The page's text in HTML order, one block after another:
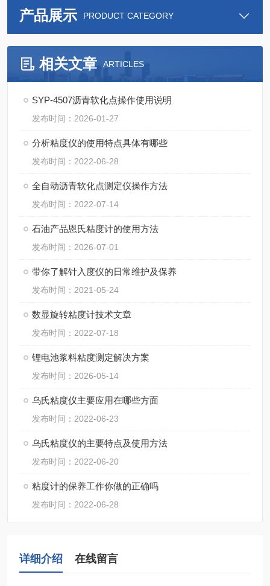
产品展示 PRODUCT CATEGORY
相关文章 ARTICLES
SYP-4507沥青软化点操作使用说明
发布时间：2026-01-27
分析粘度仪的使用特点具体有哪些
发布时间：2022-06-28
全自动沥青软化点测定仪操作方法
发布时间：2022-07-14
石油产品恩氏粘度计的使用方法
发布时间：2026-07-01
带你了解针入度仪的日常维护及保养
发布时间：2021-05-24
数显旋转粘度计技术文章
发布时间：2022-07-18
锂电池浆料粘度测定解决方案
发布时间：2026-05-14
乌氏粘度仪主要应用在哪些方面
发布时间：2022-06-23
乌氏粘度仪的主要特点及使用方法
发布时间：2022-06-20
粘度计的保养工作你做的正确吗
发布时间：2022-06-28
详细介绍 在线留言